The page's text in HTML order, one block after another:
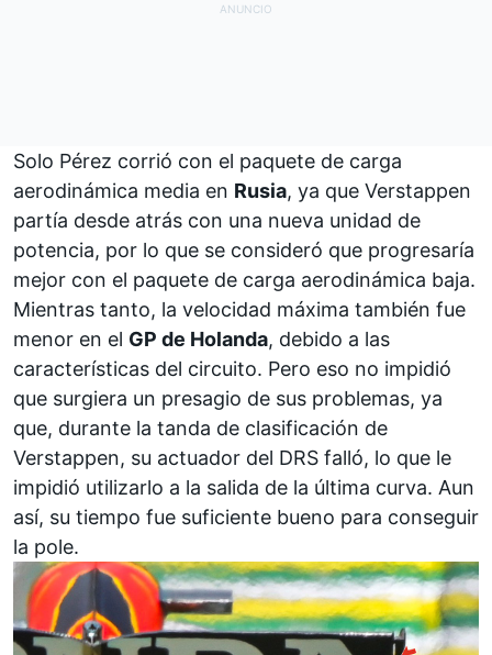
Solo Pérez corrió con el paquete de carga
aerodinámica media en Rusia, ya que Verstappen
partía desde atrás con una nueva unidad de
potencia, por lo que se consideró que progresaría
mejor con el paquete de carga aerodinámica baja.
Mientras tanto, la velocidad máxima también fue
menor en el GP de Holanda, debido a las
características del circuito. Pero eso no impidió
que surgiera un presagio de sus problemas, ya
que, durante la tanda de clasificación de
Verstappen, su actuador del DRS falló, lo que le
impidió utilizarlo a la salida de la última curva. Aun
así, su tiempo fue suficiente bueno para conseguir
la pole.